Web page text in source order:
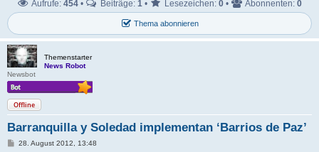
Thema abonnieren
Aufrufe: 454 • Beiträge: 1 • Lesezeichen: 0 • Abonnenten: 0
Themenstarter
News Robot
Newsbot
Offline
Barranquilla y Soledad implementan ‘Barrios de Paz’
B28. August 2012, 13:48